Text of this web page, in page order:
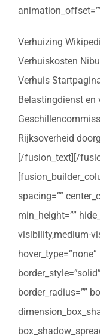
Verhuizing
Verhuiskosten
Verhuis
Belastingdienst en
Rijksoverheid
[/fusion_text][/
spacing=””
min_height=””
visibility,medium-
border_radius=””